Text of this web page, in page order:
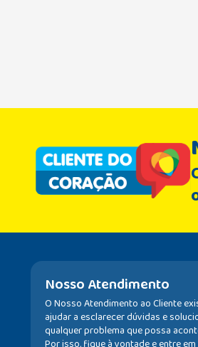
Nosso Atendimento
O Nosso Atendimento ao Cliente
ajudar a esclarecer dúvidas e
qualquer problema que possa